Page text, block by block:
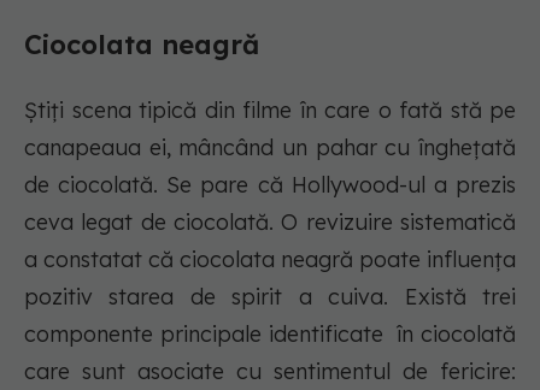
Ciocolata neagră
Știți scena tipică din filme în care o fată stă pe
canapeaua ei, mâncând un pahar cu înghețată
de ciocolată. Se pare că Hollywood-ul a prezis
ceva legat de ciocolată. O revizuire sistematică
a constatat că ciocolata neagră poate influența
pozitiv starea de spirit a cuiva. Există trei
componente principale identificate în ciocolată
care sunt asociate cu sentimentul de fericire: